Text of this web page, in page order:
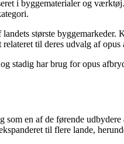
i byggematerialer og
største
til deres udvalg af opus
stadig har brug for opus
en af de førende
til flere lande,